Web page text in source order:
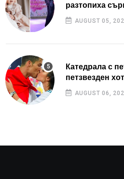
разтопиха
AUGUST 05,
Катедрала с
петзвезден
AUGUST 06,